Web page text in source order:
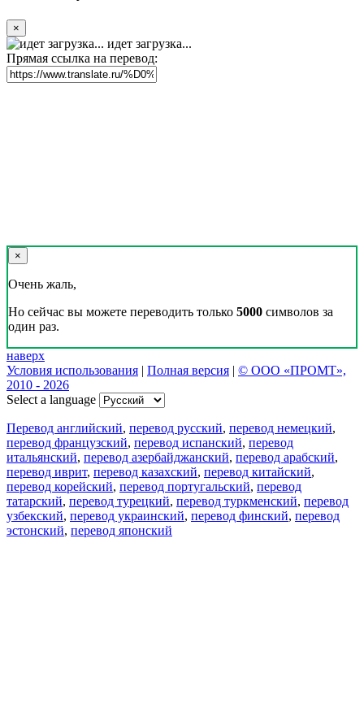
×
идет загрузка...
Прямая ссылка на перевод:
×
Очень жаль,
Но сейчас вы можете переводить только 5000 символов за
один раз.
наверх
Условия использования | Полная версия | © ООО «ПРОМТ»,
2010 - 2026
Select a language
Перевод английский, перевод русский, перевод немецкий,
перевод французский, перевод испанский, перевод
итальянский, перевод азербайджанский, перевод арабский,
перевод иврит, перевод казахский, перевод китайский,
перевод корейский, перевод португальский, перевод
татарский, перевод турецкий, перевод туркменский, перевод
узбекский, перевод украинский, перевод финский, перевод
эстонский, перевод японский